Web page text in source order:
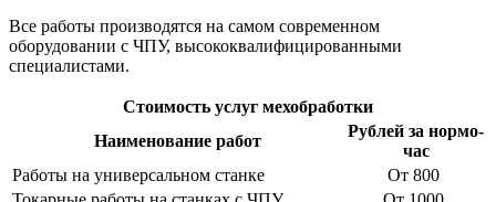
Все работы производятся на самом современном
оборудовании с ЧПУ, высококвалифицированными
специалистами.
Стоимость услуг мехобработки
Наименование работ
Рублей за нормо-
час
Работы на универсальном станке
От 800